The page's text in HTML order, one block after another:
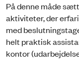
På denne måde
aktiviteter, der
med
helt praktisk
kontor